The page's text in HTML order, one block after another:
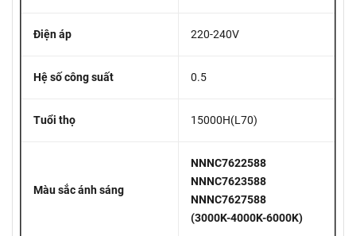
Điện áp 220-240V
Hệ số công suất 0.5
Tuổi thọ 15000H(L70)
Màu sắc ánh sáng
NNNC7622588
NNNC7623588
NNNC7627588
(3000K-4000K-6000K)